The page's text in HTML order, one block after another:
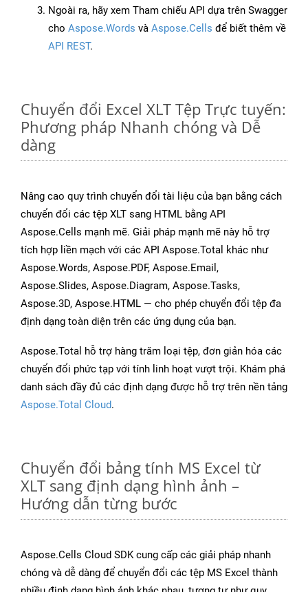
Ngoài ra, hãy xem Tham chiếu API dựa trên Swagger
cho Aspose.Words và Aspose.Cells để biết thêm về
API REST.
Chuyển đổi Excel XLT Tệp Trực tuyến:
Phương pháp Nhanh chóng và Dễ
dàng
Nâng cao quy trình chuyển đổi tài liệu của bạn bằng cách
chuyển đổi các tệp XLT sang HTML bằng API
Aspose.Cells mạnh mẽ. Giải pháp mạnh mẽ này hỗ trợ
tích hợp liền mạch với các API Aspose.Total khác như
Aspose.Words, Aspose.PDF, Aspose.Email,
Aspose.Slides, Aspose.Diagram, Aspose.Tasks,
Aspose.3D, Aspose.HTML — cho phép chuyển đổi tệp đa
định dạng toàn diện trên các ứng dụng của bạn.
Aspose.Total hỗ trợ hàng trăm loại tệp, đơn giản hóa các
chuyển đổi phức tạp với tính linh hoạt vượt trội. Khám phá
danh sách đầy đủ các định dạng được hỗ trợ trên nền tảng
Aspose.Total Cloud.
Chuyển đổi bảng tính MS Excel từ
XLT sang định dạng hình ảnh –
Hướng dẫn từng bước
Aspose.Cells Cloud SDK cung cấp các giải pháp nhanh
chóng và dễ dàng để chuyển đổi các tệp MS Excel thành